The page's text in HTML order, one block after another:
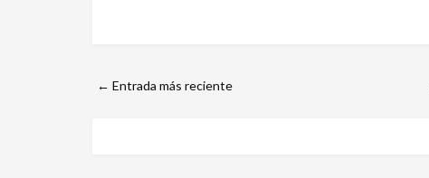
← Entrada más reciente